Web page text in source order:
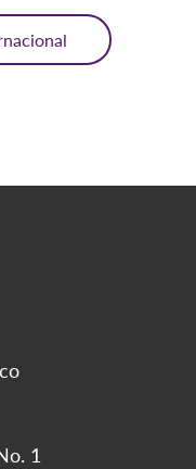
1